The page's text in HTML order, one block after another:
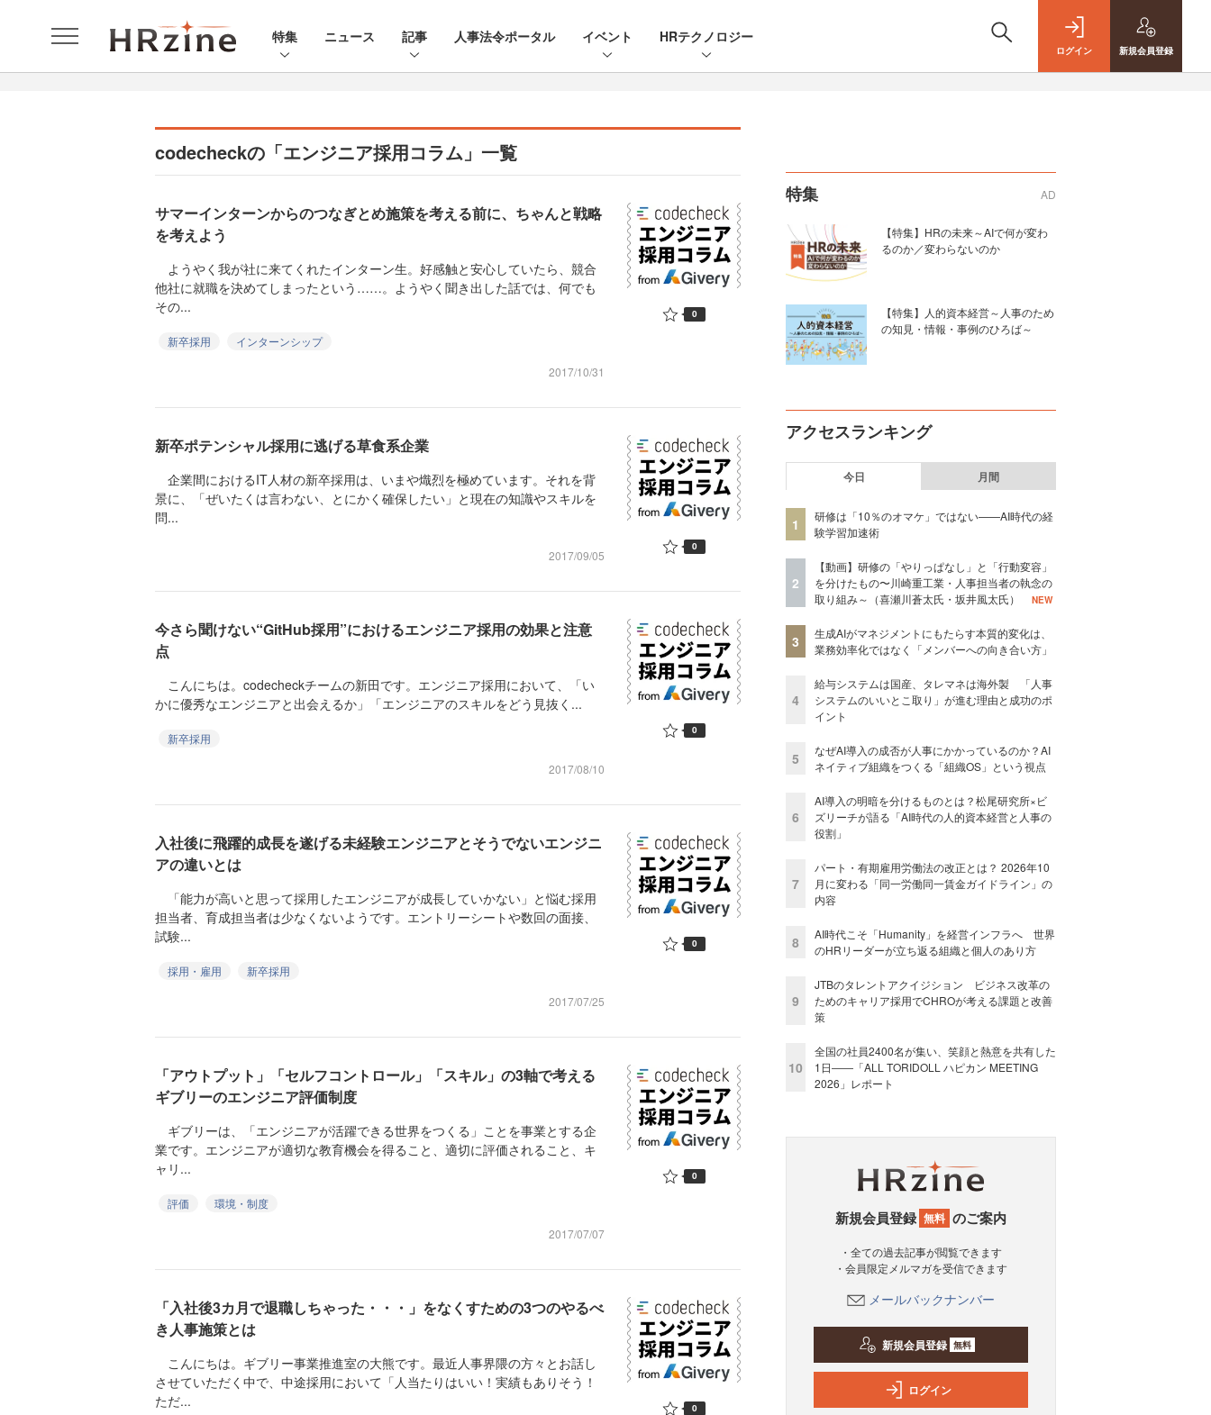
特集 ニュース 記事 人事法令ポータル イベント HRテクノロジー
ログイン 新規会員登録
codecheckの「エンジニア採用コラム」一覧
サマーインターンからのつなぎとめ施策を考える前に、ちゃんと戦略
を考えよう
ようやく我が社に来てくれたインターン生。好感触と安心していたら、競合
他社に就職を決めてしまったという……。ようやく聞き出した話では、何でも
その...
新卒採用
インターンシップ
2017/10/31
0
新卒ポテンシャル採用に逃げる草食系企業
企業間におけるIT人材の新卒採用は、いまや熾烈を極めています。それを背
景に、「ぜいたくは言わない、とにかく確保したい」と現在の知識やスキルを
問...
2017/09/05
0
今さら聞けない“GitHub採用”におけるエンジニア採用の効果と注意
点
こんにちは。codecheckチームの新田です。エンジニア採用において、「い
かに優秀なエンジニアと出会えるか」「エンジニアのスキルをどう見抜く...
新卒採用
2017/08/10
0
入社後に飛躍的成長を遂げる未経験エンジニアとそうでないエンジニ
アの違いとは
「能力が高いと思って採用したエンジニアが成長していかない」と悩む採用
担当者、育成担当者は少なくないようです。エントリーシートや数回の面接、
試験...
採用・雇用
新卒採用
2017/07/25
0
「アウトプット」「セルフコントロール」「スキル」の3軸で考える
ギブリーのエンジニア評価制度
ギブリーは、「エンジニアが活躍できる世界をつくる」ことを事業とする企
業です。エンジニアが適切な教育機会を得ること、適切に評価されること、キ
ャリ...
評価
環境・制度
2017/07/07
0
「入社後3カ月で退職しちゃった・・・」をなくすための3つのやるべ
き人事施策とは
こんにちは。ギブリー事業推進室の大熊です。最近人事界隈の方々とお話し
させていただく中で、中途採用において「人当たりはいい！実績もありそう！
ただ...
0
特集 AD
【特集】HRの未来～AIで何が変わ
るのか／変わらないのか
【特集】人的資本経営～人事のため
の知見・情報・事例のひろば～
アクセスランキング
今日 月間
1
研修は「10％のオマケ」ではない——AI時代の経
験学習加速術
2
【動画】研修の「やりっぱなし」と「行動変容」
を分けたもの〜川崎重工業・人事担当者の執念の
取り組み～（喜瀬川蒼太氏・坂井風太氏）
NEW
3
生成AIがマネジメントにもたらす本質的変化は、
業務効率化ではなく「メンバーへの向き合い方」
4
給与システムは国産、タレマネは海外製 「人事
システムのいいとこ取り」が進む理由と成功のポ
イント
5
なぜAI導入の成否が人事にかかっているのか？AI
ネイティブ組織をつくる「組織OS」という視点
6
AI導入の明暗を分けるものとは？松尾研究所×ビ
ズリーチが語る「AI時代の人的資本経営と人事の
役割」
7
パート・有期雇用労働法の改正とは？ 2026年10
月に変わる「同一労働同一賃金ガイドライン」の
内容
8
AI時代こそ「Humanity」を経営インフラへ 世界
のHRリーダーが立ち返る組織と個人のあり方
9
JTBのタレントアクイジション ビジネス改革の
ためのキャリア採用でCHROが考える課題と改善
策
10
全国の社員2400名が集い、笑顔と熱意を共有した
1日――「ALL TORIDOLL ハピカン MEETING
2026」レポート
新規会員登録 無料 のご案内
・全ての過去記事が閲覧できます
・会員限定メルマガを受信できます
メールバックナンバー
新規会員登録 無料
ログイン